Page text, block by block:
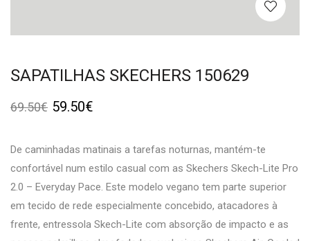
SAPATILHAS SKECHERS 150629
69.50€ 59.50€
De caminhadas matinais a tarefas noturnas, mantém-te
confortável num estilo casual com as Skechers Skech-Lite Pro
2.0 – Everyday Pace. Este modelo vegano tem parte superior
em tecido de rede especialmente concebido, atacadores à
frente, entressola Skech-Lite com absorção de impacto e as